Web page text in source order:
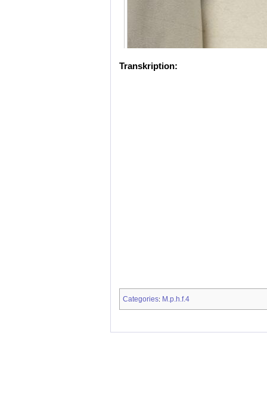
Transkription:
Categories: M.p.h.f.4